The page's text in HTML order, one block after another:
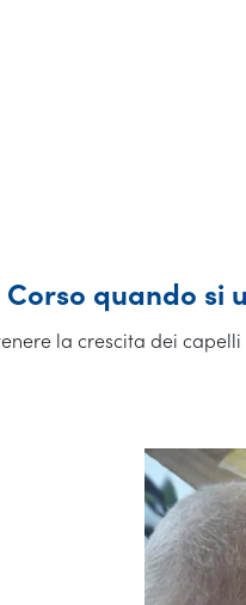
Corso quando si
la crescita dei